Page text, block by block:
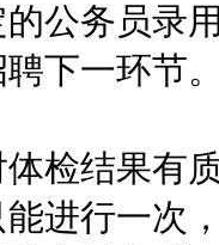
公务员录
下一环节
结果有质
进行一次